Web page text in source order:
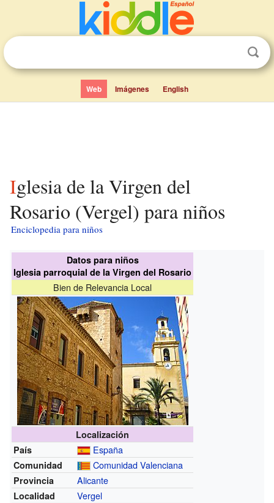
Web Imágenes English
Iglesia de la Virgen del
Rosario (Vergel) para niños
Enciclopedia para niños
Datos para niños
Iglesia parroquial de la Virgen del Rosario
Bien de Relevancia Local
Localización
País
España
Comunidad Comunidad Valenciana
Provincia Alicante
Localidad Vergel